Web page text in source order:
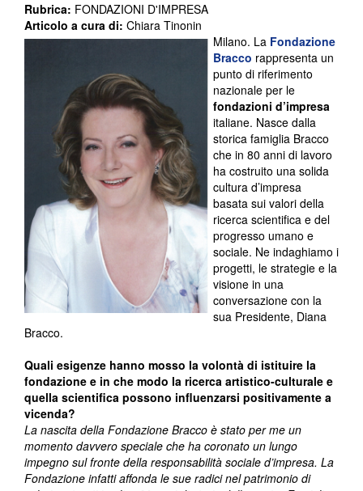
Rubrica: FONDAZIONI D'IMPRESA
Articolo a cura di: Chiara Tinonin
Milano. La Fondazione
Bracco rappresenta un
punto di riferimento
nazionale per le
fondazioni d’impresa
italiane. Nasce dalla
storica famiglia Bracco
che in 80 anni di lavoro
ha costruito una solida
cultura d’impresa
basata sui valori della
ricerca scientifica e del
progresso umano e
sociale. Ne indaghiamo i
progetti, le strategie e la
visione in una
conversazione con la
sua Presidente, Diana
Bracco.
Quali esigenze hanno mosso la volontà di istituire la
fondazione e in che modo la ricerca artistico-culturale e
quella scientifica possono influenzarsi positivamente a
vicenda?
La nascita della Fondazione Bracco è stato per me un
momento davvero speciale che ha coronato un lungo
impegno sul fronte della responsabilità sociale d’impresa. La
Fondazione infatti affonda le sue radici nel patrimonio di